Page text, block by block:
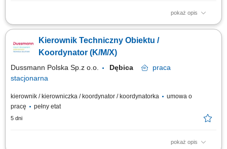
pokaż opis
Bieżąca obsługa techniczna budynku produkcyjnego, Kontrole instalacji
technicznych, Usuwanie awarii i usterek, wykonywanie drobnych napraw,
Raportowanie prac serwisowych.
Kierownik Techniczny Obiektu /
Koordynator (K/M/X)
Dussmann Polska Sp.z o.o. Dębica
praca
stacjonarna
kierownik / kierowniczka / koordynator / koordynatorka
umowa o
pracę
pełny etat
5 dni
pokaż opis